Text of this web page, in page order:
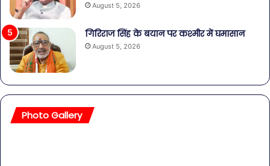
August 5, 2026
गिरिराज सिंह के बयान पर कश्मीर में घमासान
August 5, 2026
Photo Gallery